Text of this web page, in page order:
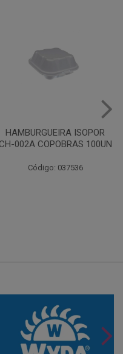
CAIXA PARDA PIZZA N30
OITAVADA BALUARTE C/10
Código: 001124